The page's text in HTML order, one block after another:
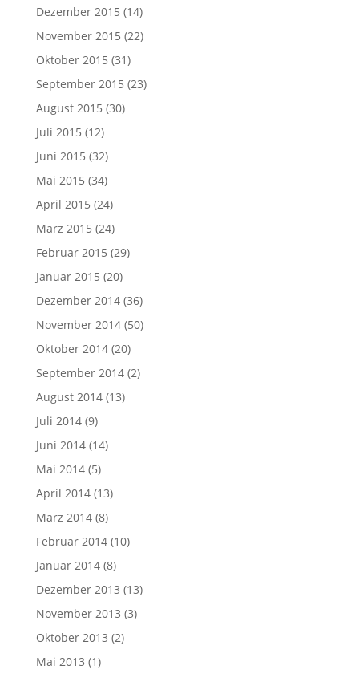
Dezember 2015 (14)
November 2015 (22)
Oktober 2015 (31)
September 2015 (23)
August 2015 (30)
Juli 2015 (12)
Juni 2015 (32)
Mai 2015 (34)
April 2015 (24)
März 2015 (24)
Februar 2015 (29)
Januar 2015 (20)
Dezember 2014(36)
November 2014(50)
Oktober 2014(20)
September 2014(2)
August 2014(13)
Juli 2014(9)
Juni 2014(14)
Mai 2014(5)
April 2014(13)
März 2014(8)
Februar 2014(10)
Januar 2014(8)
Dezember 2013 (13)
November 2013 (3)
Oktober 2013 (2)
Mai 2013 (1)